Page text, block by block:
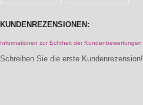
KUNDENREZENSIONEN:
Informationen zur Echtheit der Kundenbewertungen
Schreiben Sie die erste Kundenrezension!